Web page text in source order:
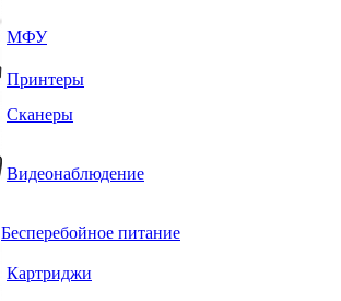
МФУ
Принтеры
Сканеры
Видеонаблюдение
Бесперебойное питание
Картриджи